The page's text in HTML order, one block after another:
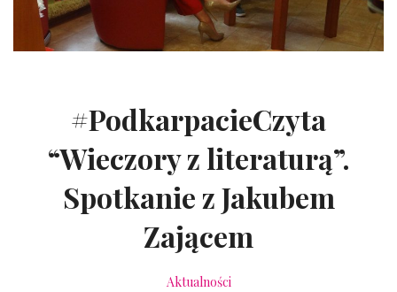
#PodkarpacieCzyta
“Wieczory z literaturą”.
Spotkanie z Jakubem
Zającem
Aktualności